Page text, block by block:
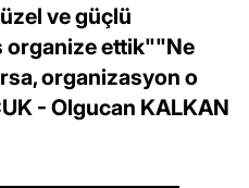
ve güçlü
organize ettik""Ne
organizasyon o
- Olgucan KALKAN